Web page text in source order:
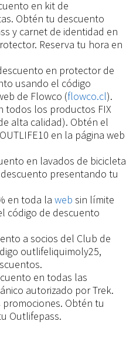
en kit de
Obtén tu descuento
y carnet de identidad en
Reserva tu hora en
en protector de
usando el código
de Flowco (flowco.cl).
todos los productos FIX
alta calidad). Obtén el
en la página web
en lavados de bicicleta
presentando tu
en toda la web sin límite
código de descuento
a socios del Club de
outlifeliquimoly25,
en todas las
autorizado por Trek.
Obtén tu
Outlifepass.